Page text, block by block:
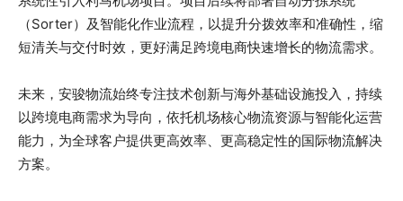
（Sorter）及智能化作业流程，以提升分拨效率和准确性，缩
短清关与交付时效，更好满足跨境电商快速增长的物流需求。
未来，安骏物流始终专注技术创新与海外基础设施投入，持续
以跨境电商需求为导向，依托机场核心物流资源与智能化运营
能力，为全球客户提供更高效率、更高稳定性的国际物流解决
方案。